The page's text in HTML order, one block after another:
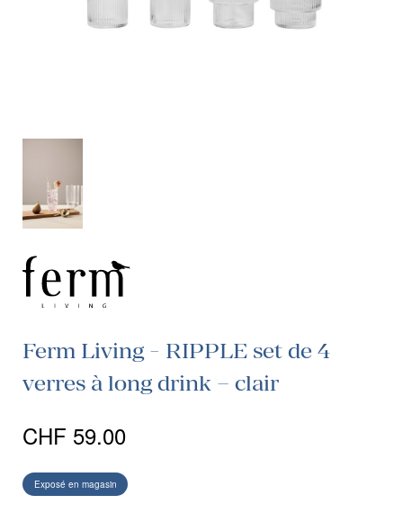
Ferm Living - RIPPLE set de 4
verres à long drink – clair
CHF 59.00
Exposé en magasin